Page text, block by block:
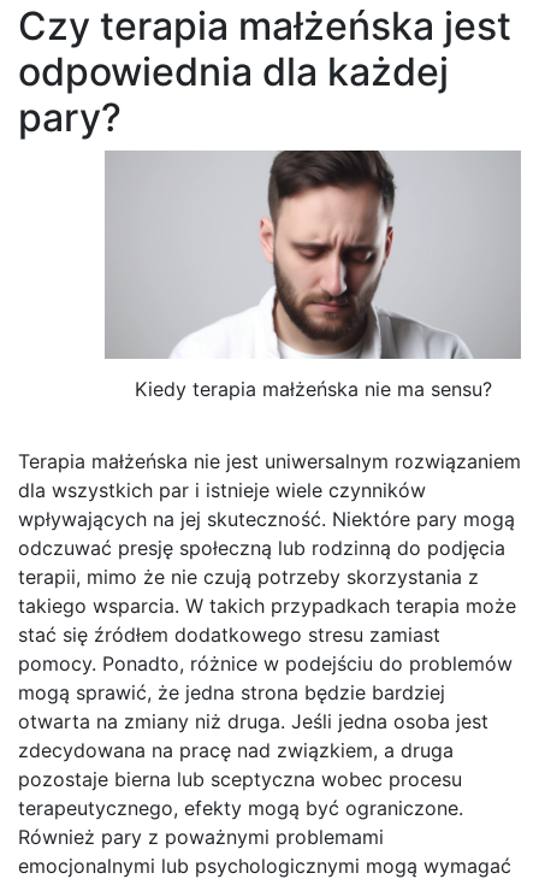
Czy terapia małżeńska jest
odpowiednia dla każdej
pary?
Kiedy terapia małżeńska nie ma sensu?
Terapia małżeńska nie jest uniwersalnym rozwiązaniem
dla wszystkich par i istnieje wiele czynników
wpływających na jej skuteczność. Niektóre pary mogą
odczuwać presję społeczną lub rodzinną do podjęcia
terapii, mimo że nie czują potrzeby skorzystania z
takiego wsparcia. W takich przypadkach terapia może
stać się źródłem dodatkowego stresu zamiast
pomocy. Ponadto, różnice w podejściu do problemów
mogą sprawić, że jedna strona będzie bardziej
otwarta na zmiany niż druga. Jeśli jedna osoba jest
zdecydowana na pracę nad związkiem, a druga
pozostaje bierna lub sceptyczna wobec procesu
terapeutycznego, efekty mogą być ograniczone.
Również pary z poważnymi problemami
emocjonalnymi lub psychologicznymi mogą wymagać